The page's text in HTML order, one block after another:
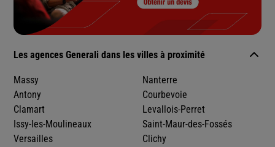
Les agences Generali dans les villes à proximité
Massy
Antony
Clamart
Issy-les-Moulineaux
Versailles
Nanterre
Courbevoie
Levallois-Perret
Saint-Maur-des-Fossés
Clichy